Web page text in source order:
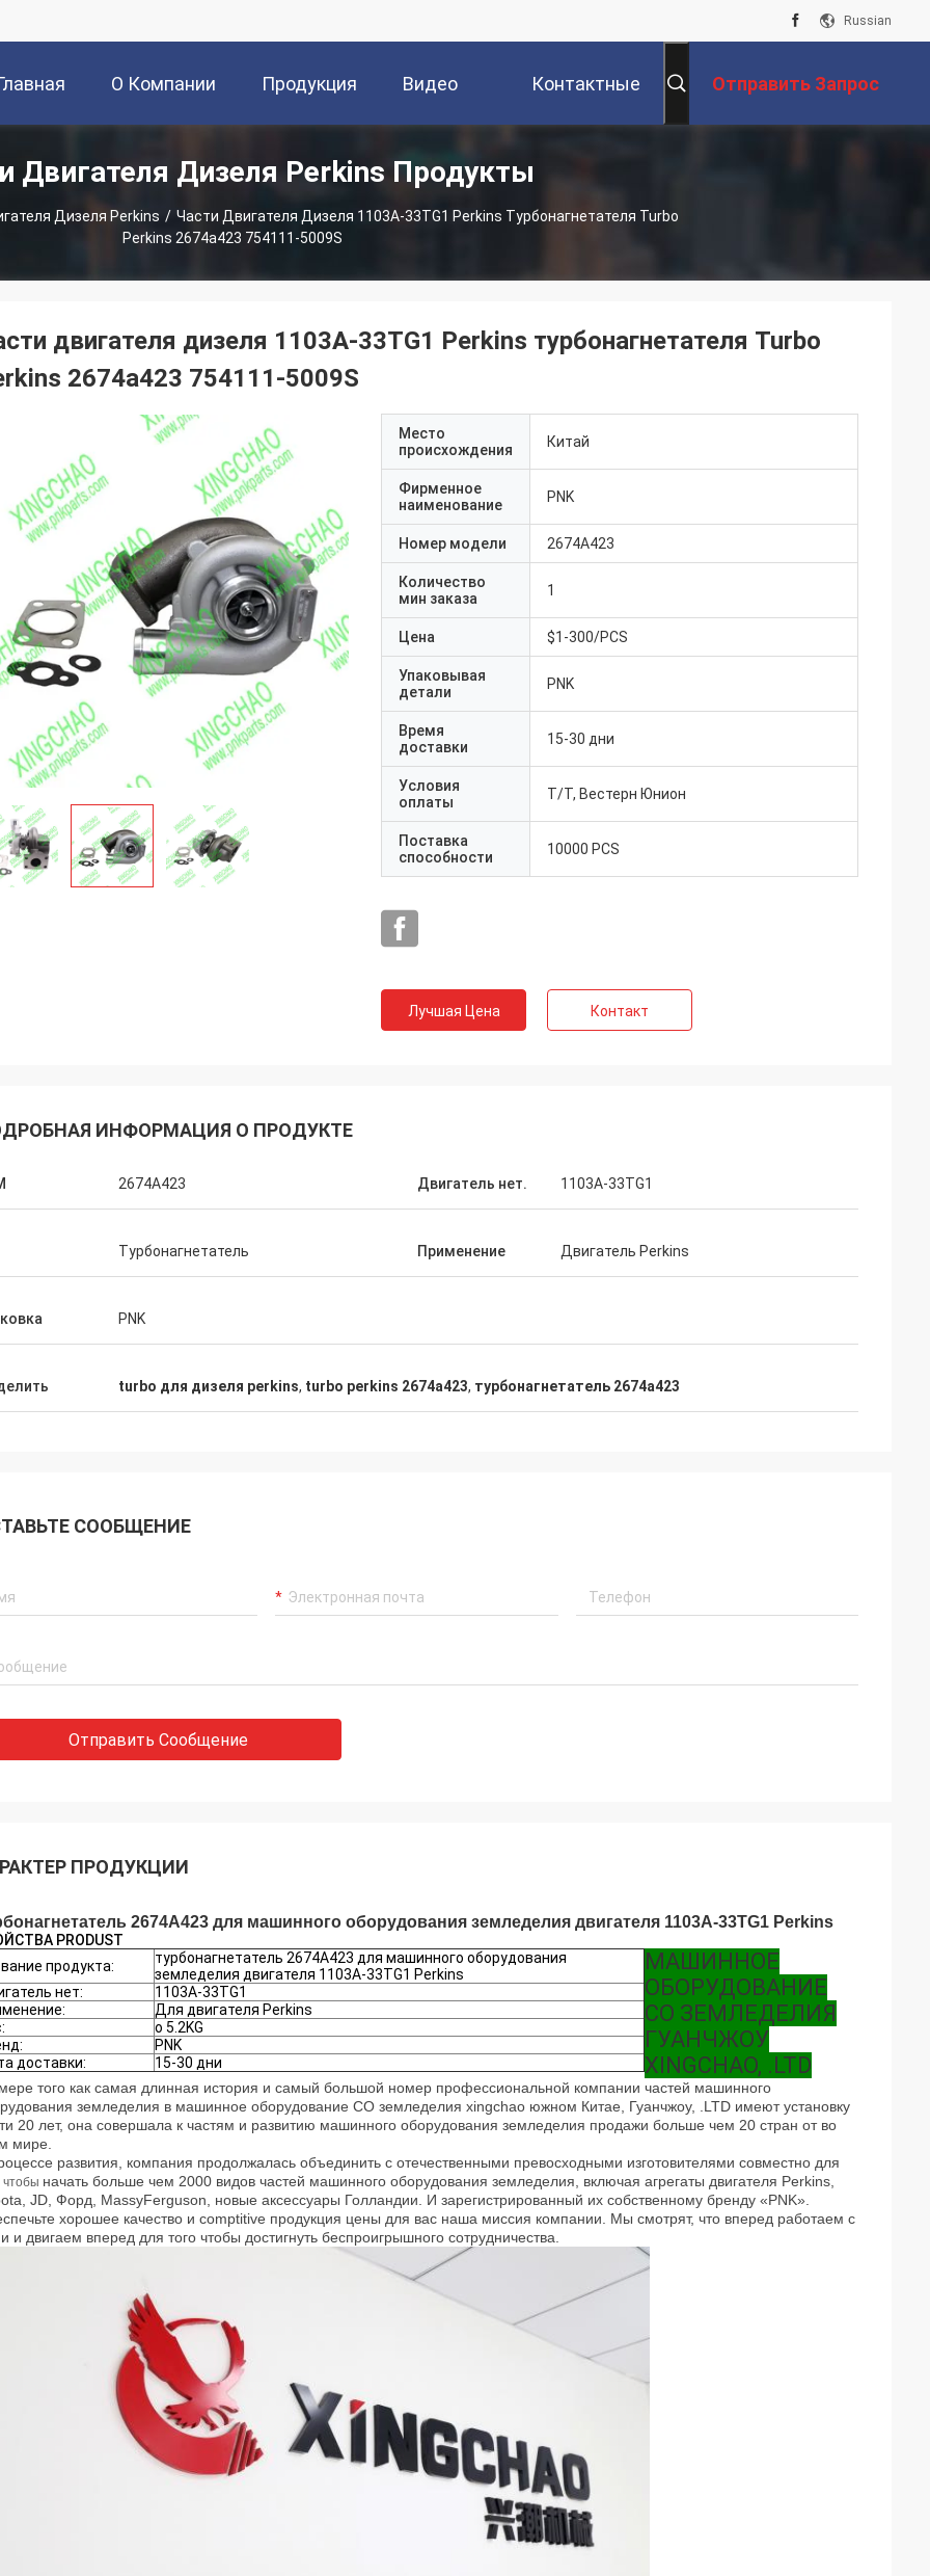
Russian
О Компании Продукция Видео Контактные Отправить Запрос
Двигателя Дизеля Perkins Продукты
Дизеля Perkins / Части Двигателя Дизеля 1103A-33TG1 Perkins Турбонагнетателя Turbo
Perkins 2674a423 754111-5009S
двигателя дизеля 1103A-33TG1 Perkins турбонагнетателя Turbo
2674a423 754111-5009S
Место
происхождения
Китай
Фирменное
наименование
PNK
Номер модели 2674A423
Количество
мин заказа
1
Цена $1-300/PCS
Упаковывая
детали
PNK
Время
доставки
15-30 дни
Условия
оплаты
Т/Т, Вестерн Юнион
Поставка
способности
10000 PCS
Лучшая Цена Контакт
ИНФОРМАЦИЯ О ПРОДУКТЕ
2674A423 Двигатель нет. 1103A-33TG1
Турбонагнетатель Применение Двигатель Perkins
PNK
turbo для дизеля perkins, turbo perkins 2674a423, турбонагнетатель 2674a423
СООБЩЕНИЕ
Отправить Сообщение
ПРОДУКЦИИ
2674A423 для машинного оборудования земледелия двигателя 1103A-33TG1 Perkins
PRODUST
продукта:
турбонагнетатель 2674A423 для машинного оборудования
земледелия двигателя 1103A-33TG1 Perkins
нет:
1103A-33TG1
Для двигателя Perkins
о 5.2KG
PNK
доставки:
15-30 дни
МАШИННОЕ
ОБОРУДОВАНИЕ
CO ЗЕМЛЕДЕЛИЯ
ГУАНЧЖОУ
XINGCHAO, .LTD
того как самая длинная история и самый большой номер профессиональной компании частей машинного
земледелия в машинное оборудование CO земледелия xingchao южном Китае, Гуанчжоу, .LTD имеют установку
20 лет, она совершала к частям и развитию машинного оборудования земледелия продажи больше чем 20 стран от во
мире.
развития, компания продолжалась объединить с отечественными превосходными изготовителями совместно для
чтобы начать больше чем 2000 видов частей машинного оборудования земледелия, включая агрегаты двигателя Perkins,
JD, Форд, MassyFerguson, новые аксессуары Голландии. И зарегистрированный их собственному бренду «PNK».
хорошее качество и comptitive продукция цены для вас наша миссия компании . Мы смотрят, что вперед работаем с
и двигаем вперед для того чтобы достигнуть беспроигрышного сотрудничества.